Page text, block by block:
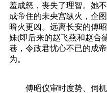
羞成怒，丧失了理智。她
成帝住的未央宫纵火，企
暗火更凶。远离长安的傅
妹(即后来的赵飞燕和赵合
巷，令政君忧心不已的成
为。
傅昭仪审时度势、伺机